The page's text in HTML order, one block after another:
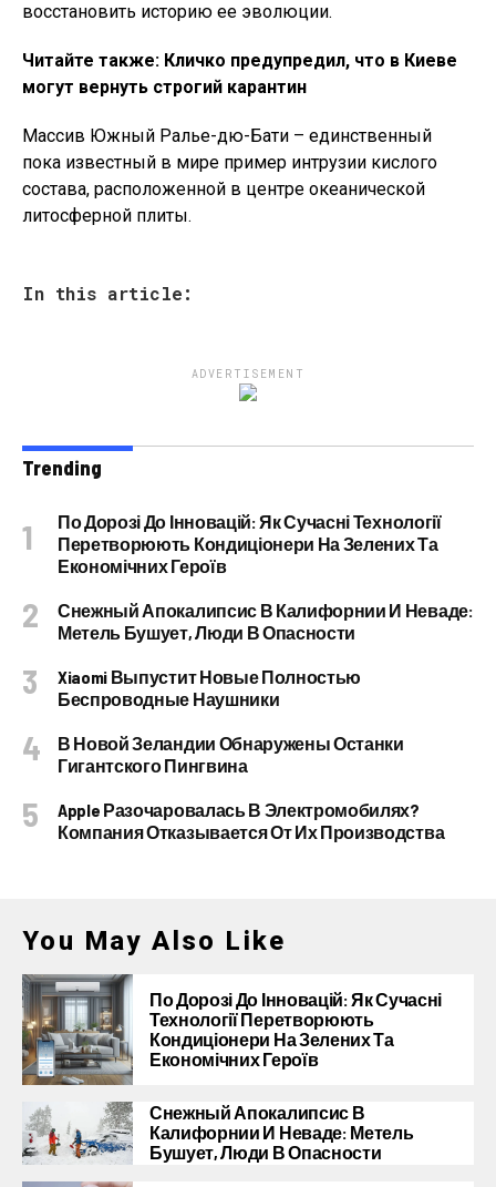
восстановить историю ее эволюции.
Читайте также: Кличко предупредил, что в Киеве
могут вернуть строгий карантин
Массив Южный Ралье-дю-Бати – единственный
пока известный в мире пример интрузии кислого
состава, расположенной в центре океанической
литосферной плиты.
In this article:
ADVERTISEMENT
Trending
По Дорозі До Інновацій: Як Сучасні Технології
Перетворюють Кондиціонери На Зелених Та
Економічних Героїв
Снежный Апокалипсис В Калифорнии И Неваде:
Метель Бушует, Люди В Опасности
Xiaomi Выпустит Новые Полностью
Беспроводные Наушники
В Новой Зеландии Обнаружены Останки
Гигантского Пингвина
Apple Разочаровалась В Электромобилях?
Компания Отказывается От Их Производства
You May Also Like
По Дорозі До Інновацій: Як Сучасні
Технології Перетворюють
Кондиціонери На Зелених Та
Економічних Героїв
Снежный Апокалипсис В
Калифорнии И Неваде: Метель
Бушует, Люди В Опасности